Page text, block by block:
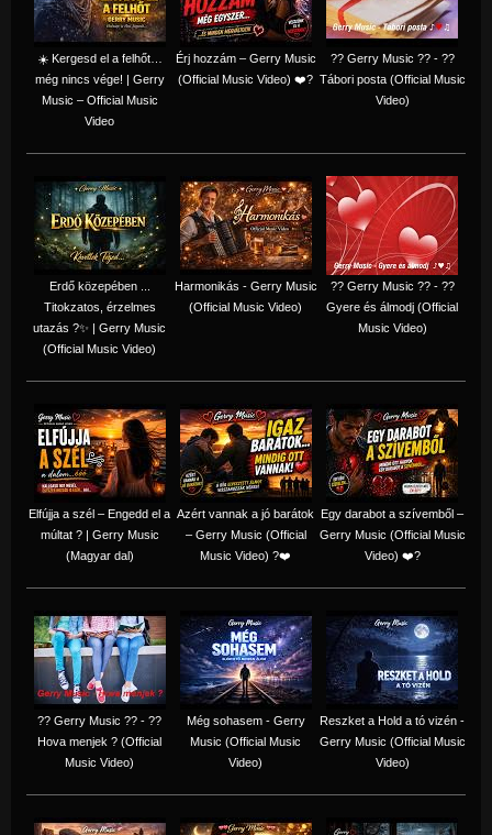
☀️ Kergesd el a felhőt…
még nincs vége! | Gerry
Music – Official Music
Video
Érj hozzám – Gerry Music
(Official Music Video) ❤️?
?? Gerry Music ?? - ??
Tábori posta (Official Music
Video)
Erdő közepében ...
Titokzatos, érzelmes
utazás ?✨ | Gerry Music
(Official Music Video)
Harmonikás - Gerry Music
(Official Music Video)
?? Gerry Music ?? - ??
Gyere és álmodj (Official
Music Video)
Elfújja a szél – Engedd el a
múltat ? | Gerry Music
(Magyar dal)
Azért vannak a jó barátok
– Gerry Music (Official
Music Video) ?❤️
Egy darabot a szívemből –
Gerry Music (Official Music
Video) ❤️?
?? Gerry Music ?? - ??
Hova menjek ? (Official
Music Video)
Még sohasem - Gerry
Music (Official Music
Video)
Reszket a Hold a tó vizén -
Gerry Music (Official Music
Video)